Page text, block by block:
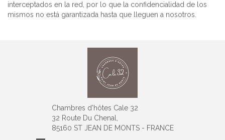
interceptados en la red, por lo que la confidencialidad de los
mismos no está garantizada hasta que lleguen a nosotros.
Chambres d'hôtes Cale 32
32 Route Du Chenal,
85160 ST JEAN DE MONTS - FRANCE